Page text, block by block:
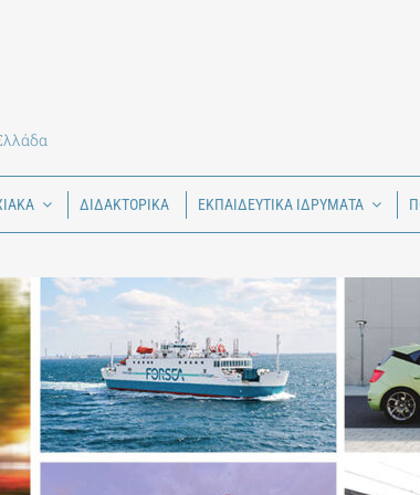
ΔΙΔΑΚΤΟΡΙΚΑ ΕΚΠΑΙΔΕΥΤΙΚΑ ΙΔΡΥΜΑΤΑ